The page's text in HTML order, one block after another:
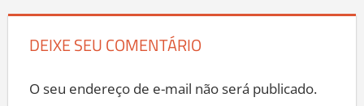
DEIXE SEU COMENTÁRIO
O seu endereço de e-mail não será publicado.